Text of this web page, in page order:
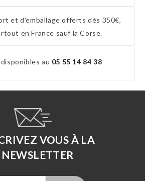
et d'emballage offerts dès 350€,
en France sauf la Corse.
au 05 55 14 84 38
VOUS À LA
NEWSLETTER